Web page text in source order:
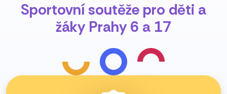
Sportovní soutěže pro děti a
žáky Prahy 6 a 17